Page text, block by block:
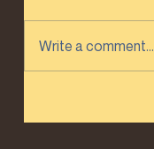
Write a comment...